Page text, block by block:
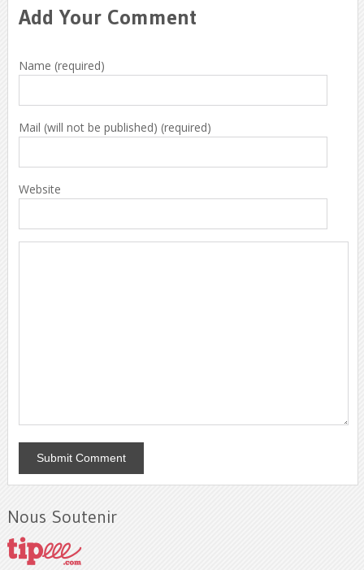
Add Your Comment
Name (required)
Mail (will not be published) (required)
Website
Nous Soutenir